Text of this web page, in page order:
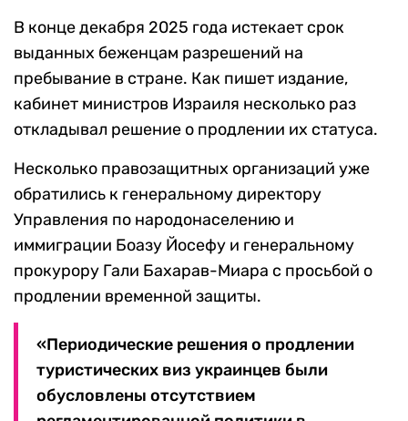
В конце декабря 2025 года истекает срок
выданных беженцам разрешений на
пребывание в стране. Как пишет издание,
кабинет министров Израиля несколько раз
откладывал решение о продлении их статуса.
Несколько правозащитных организаций уже
обратились к генеральному директору
Управления по народонаселению и
иммиграции Боазу Йосефу и генеральному
прокурору Гали Бахарав-Миара с просьбой о
продлении временной защиты.
«Периодические решения о продлении
туристических виз украинцев были
обусловлены отсутствием